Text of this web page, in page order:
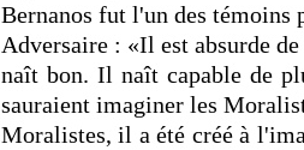
Bernanos fut l'un des
Adversaire : «Il est absurde
naît bon. Il naît capable de
sauraient imaginer les
Moralistes, il a été créé à